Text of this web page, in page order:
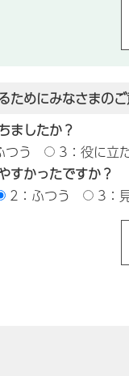
ためにみなさまの
ましたか？
つう
3：役に立
すかったですか？
2：ふつう 3：